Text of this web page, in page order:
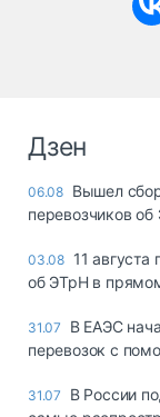
Дзен
06.08 Вышел
перевозчиков
03.08 11 августа
об ЭТрН в
31.07
В ЕАЭС
перевозок с
31.07
В России